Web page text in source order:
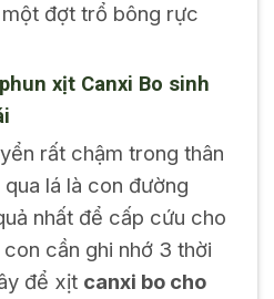
đợt trổ bông rực
xịt Canxi Bo sinh
rất chậm trong thân
lá là con đường
nhất để cấp cứu cho
cần ghi nhớ 3 thời
để xịt canxi bo cho